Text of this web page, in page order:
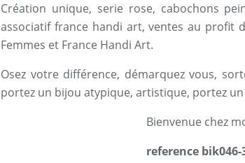
Création unique, serie rose, cabochons
associatif france handi art, ventes au profit
Femmes et France Handi Art.
Osez votre différence, démarquez vous,
portez un bijou atypique, artistique, portez un
Bienvenue chez
reference bik046-